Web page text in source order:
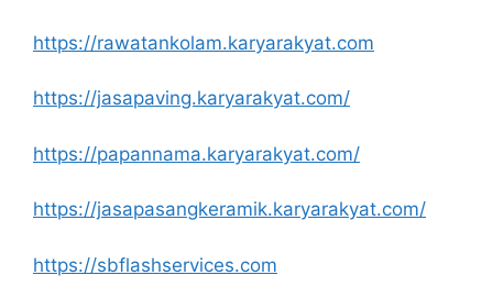
https://rawatankolam.karyarakyat.com
https://jasapaving.karyarakyat.com/
https://papannama.karyarakyat.com/
https://jasapasangkeramik.karyarakyat.com/
https://sbflashservices.com